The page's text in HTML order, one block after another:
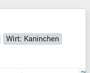
Wirt: Kaninchen